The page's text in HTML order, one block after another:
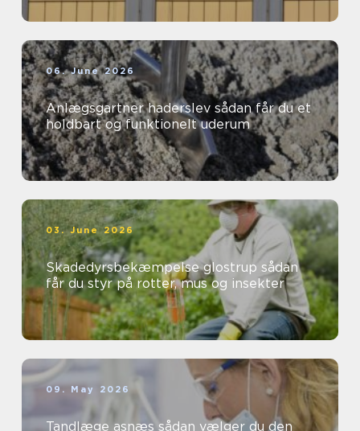
06. June 2026
Anlægsgartner haderslev sådan får du et
holdbart og funktionelt uderum
03. June 2026
Skadedyrsbekæmpelse glostrup sådan
får du styr på rotter, mus og insekter
09. May 2026
Tandlæge asnæs sådan vælger du den